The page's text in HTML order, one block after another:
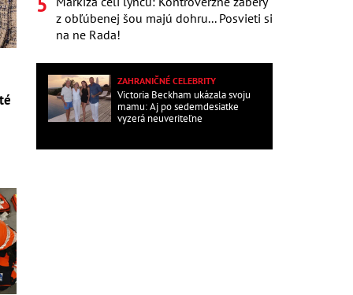
z obľúbenej šou majú dohru... Posvieti si
na ne Rada!
ZAHRANIČNÉ CELEBRITY
Victoria Beckham ukázala svoju
mamu: Aj po sedemdesiatke
vyzerá neuveriteľne